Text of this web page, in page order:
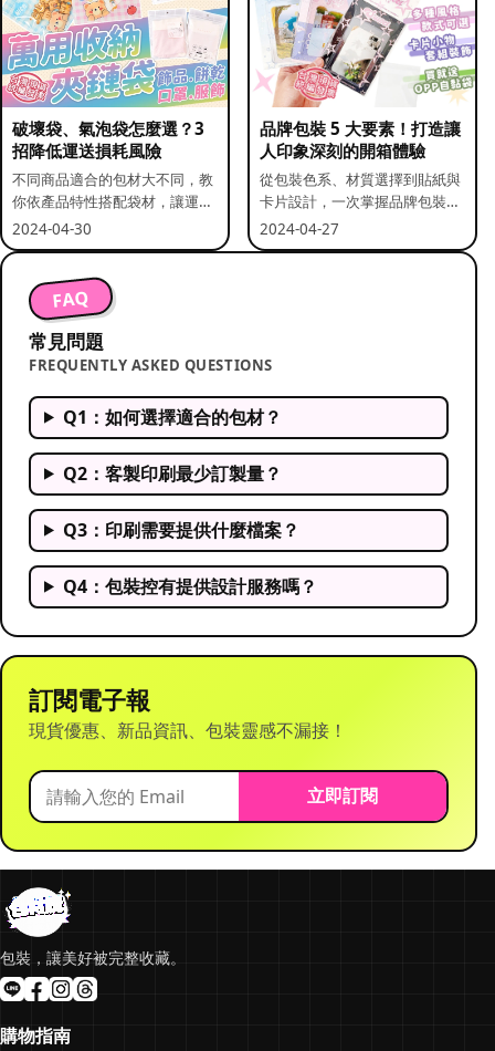
破壞袋、氣泡袋怎麼選？3
招降低運送損耗風險
不同商品適合的包材大不同，教
你依產品特性搭配袋材，讓運送
更安全。
2024-04-30
品牌包裝 5 大要素！打造讓
人印象深刻的開箱體驗
從包裝色系、材質選擇到貼紙與
卡片設計，一次掌握品牌包裝的
關鍵要素。
2024-04-27
FAQ
常見問題
FREQUENTLY ASKED QUESTIONS
Q1：如何選擇適合的包材？
Q2：客製印刷最少訂製量？
Q3：印刷需要提供什麼檔案？
Q4：包裝控有提供設計服務嗎？
訂閱電子報
現貨優惠、新品資訊、包裝靈感不漏接！
立即訂閱
包裝，讓美好被完整收藏。
購物指南